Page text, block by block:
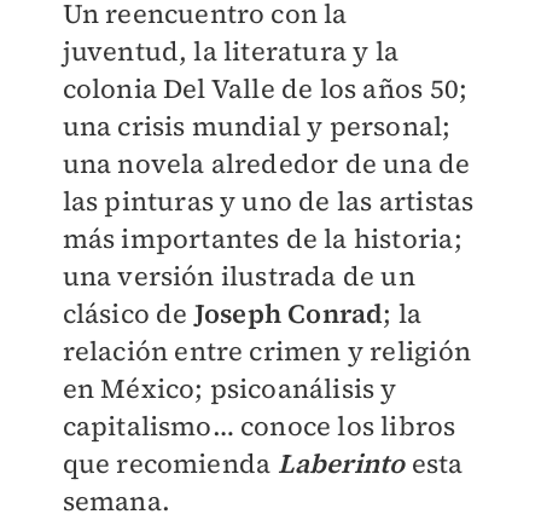
Un reencuentro con la
juventud, la literatura y la
colonia Del Valle de los años 50;
una crisis mundial y personal;
una novela alrededor de una de
las pinturas y uno de las artistas
más importantes de la historia;
una versión ilustrada de un
clásico de Joseph Conrad; la
relación entre crimen y religión
en México; psicoanálisis y
capitalismo… conoce los libros
que recomienda Laberintoesta
semana.